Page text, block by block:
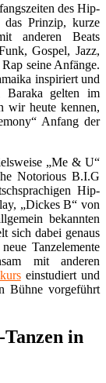
des Hip-
Prinzip, kurze
anderen Beats
Gospel, Jazz,
seine Anfänge.
inspiriert und
gelten im
wir heute kennen,
Anfang der
„Me & U“
Notorious B.I.G
Hip-
„Dickes B“ von
bekannten
sich dabei genaus
Tanzelemente
mit anderen
einstudiert und
Bühne vorgeführt
in